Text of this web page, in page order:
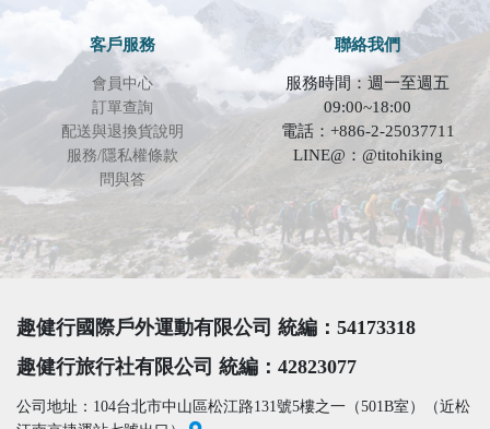
客戶服務
會員中心
訂單查詢
配送與退換貨說明
服務/隱私權條款
問與答
聯絡我們
服務時間：週一至週五
09:00~18:00
電話：+886-2-25037711
LINE@：@titohiking
趣健行國際戶外運動有限公司 統編：54173318
趣健行旅行社有限公司 統編：42823077
公司地址：104台北市中山區松江路131號5樓之一（501B室）（近松